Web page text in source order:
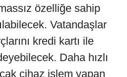
özelliğe sahip
Vatandaşlar
kredi kartı ile
Daha hızlı
cihaz işlem yapan